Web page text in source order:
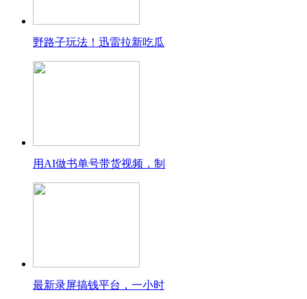
野路子玩法！迅雷拉新吃瓜
用AI做书单号带货视频，制
最新录屏搞钱平台，一小时